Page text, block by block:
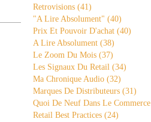
Retrovisions (41)
"a Lire Absolument" (40)
Prix Et Pouvoir D'achat (40)
A Lire Absolument (38)
Le Zoom Du Mois (37)
Les Signaux Du Retail (34)
Ma Chronique Audio (32)
Marques De Distributeurs (31)
Quoi De Neuf Dans Le Commerce
Retail Best Practices (24)